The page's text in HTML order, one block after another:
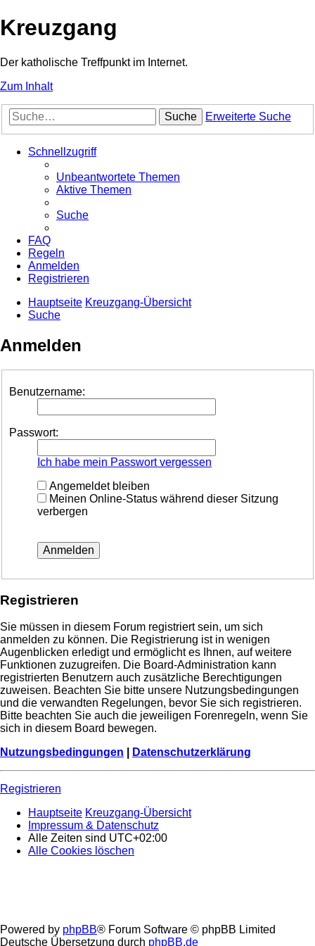
Kreuzgang
Der katholische Treffpunkt im Internet.
Zum Inhalt
Suche Erweiterte Suche
Schnellzugriff
Unbeantwortete Themen
Aktive Themen
Suche
FAQ
Regeln
Anmelden
Registrieren
Hauptseite Kreuzgang-Übersicht
Suche
Anmelden
Benutzername:
Passwort:
Ich habe mein Passwort vergessen
Angemeldet bleiben
Meinen Online-Status während dieser Sitzung
verbergen
Registrieren
Sie müssen in diesem Forum registriert sein, um sich
anmelden zu können. Die Registrierung ist in wenigen
Augenblicken erledigt und ermöglicht es Ihnen, auf weitere
Funktionen zuzugreifen. Die Board-Administration kann
registrierten Benutzern auch zusätzliche Berechtigungen
zuweisen. Beachten Sie bitte unsere Nutzungsbedingungen
und die verwandten Regelungen, bevor Sie sich registrieren.
Bitte beachten Sie auch die jeweiligen Forenregeln, wenn Sie
sich in diesem Board bewegen.
Nutzungsbedingungen
Datenschutzerklärung
Registrieren
Hauptseite Kreuzgang-Übersicht
Impressum & Datenschutz
Alle Zeiten sind UTC+02:00
Alle Cookies löschen
Powered by phpBB® Forum Software © phpBB Limited
Deutsche Übersetzung durch phpBB.de